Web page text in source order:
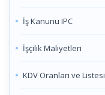
İş Kanunu IPC
İşçilik Maliyetleri
KDV Oranları ve Listesi